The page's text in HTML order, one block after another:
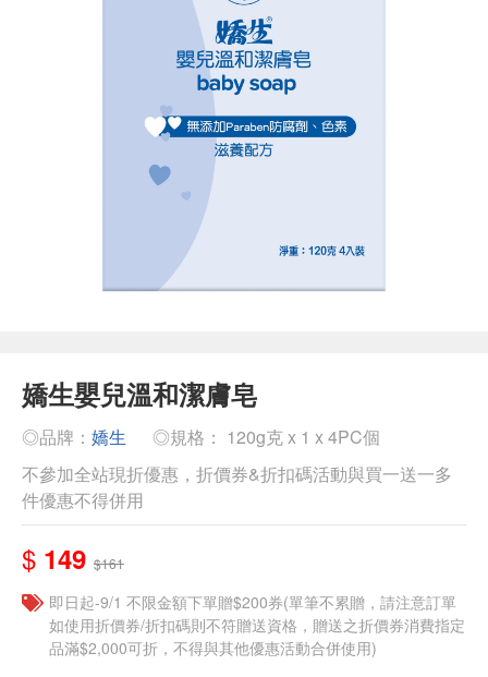
嬌生嬰兒溫和潔膚皂
◎品牌： 嬌生
◎規格： 120g克 x 1 x 4PC個
不參加全站現折優惠，折價券&折扣碼活動與買一送一多
件優惠不得併用
$ 149 $161
即日起-9/1 不限金額下單贈$200券(單筆不累贈，請注意訂單
如使用折價券/折扣碼則不符贈送資格，贈送之折價券消費指定
品滿$2,000可折，不得與其他優惠活動合併使用)